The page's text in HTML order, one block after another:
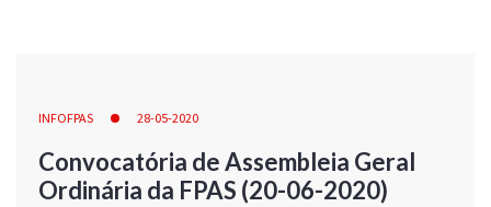
INFOFPAS 28-05-2020
Convocatória de Assembleia Geral
Ordinária da FPAS (20-06-2020)